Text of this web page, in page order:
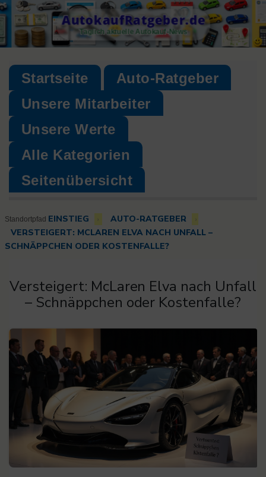
Skip
content
AutokaufRatgeber.de
Täglich aktuelle Autokauf-News
Startseite
Auto-Ratgeber
Unsere Mitarbeiter
Unsere Werte
Alle Kategorien
Seitenübersicht
Standortpfad EINSTIEG › AUTO-RATGEBER ›
VERSTEIGERT: MCLAREN ELVA NACH UNFALL –
SCHNÄPPCHEN ODER KOSTENFALLE?
Versteigert: McLaren Elva nach Unfall
– Schnäppchen oder Kostenfalle?